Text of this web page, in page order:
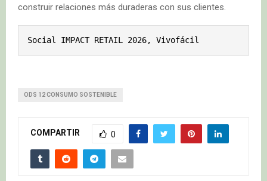
construir relaciones más duraderas con sus clientes.
Social IMPACT RETAIL 2026, Vivofácil
ODS 12 CONSUMO SOSTENIBLE
COMPARTIR 0